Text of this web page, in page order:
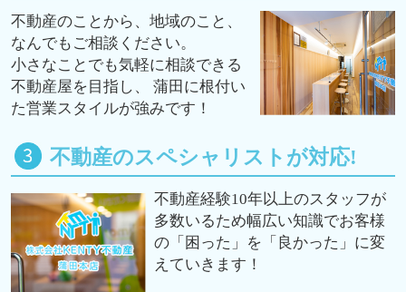
不動産のことから、地域のこと、
なんでもご相談ください。
小さなことでも気軽に相談できる
不動産屋を目指し、 蒲田に根付い
た営業スタイルが強みです！
不動産のスペシャリストが対応!
不動産経験10年以上のスタッフが
多数いるため幅広い知識でお客様
の「困った」を「良かった」に変
えていきます！